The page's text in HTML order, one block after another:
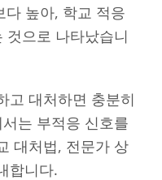
다 높아, 학교 적응
것으로 나타났습니
고 대처하면 충분히
는 부적응 신호를
대처법, 전문가 상
합니다.